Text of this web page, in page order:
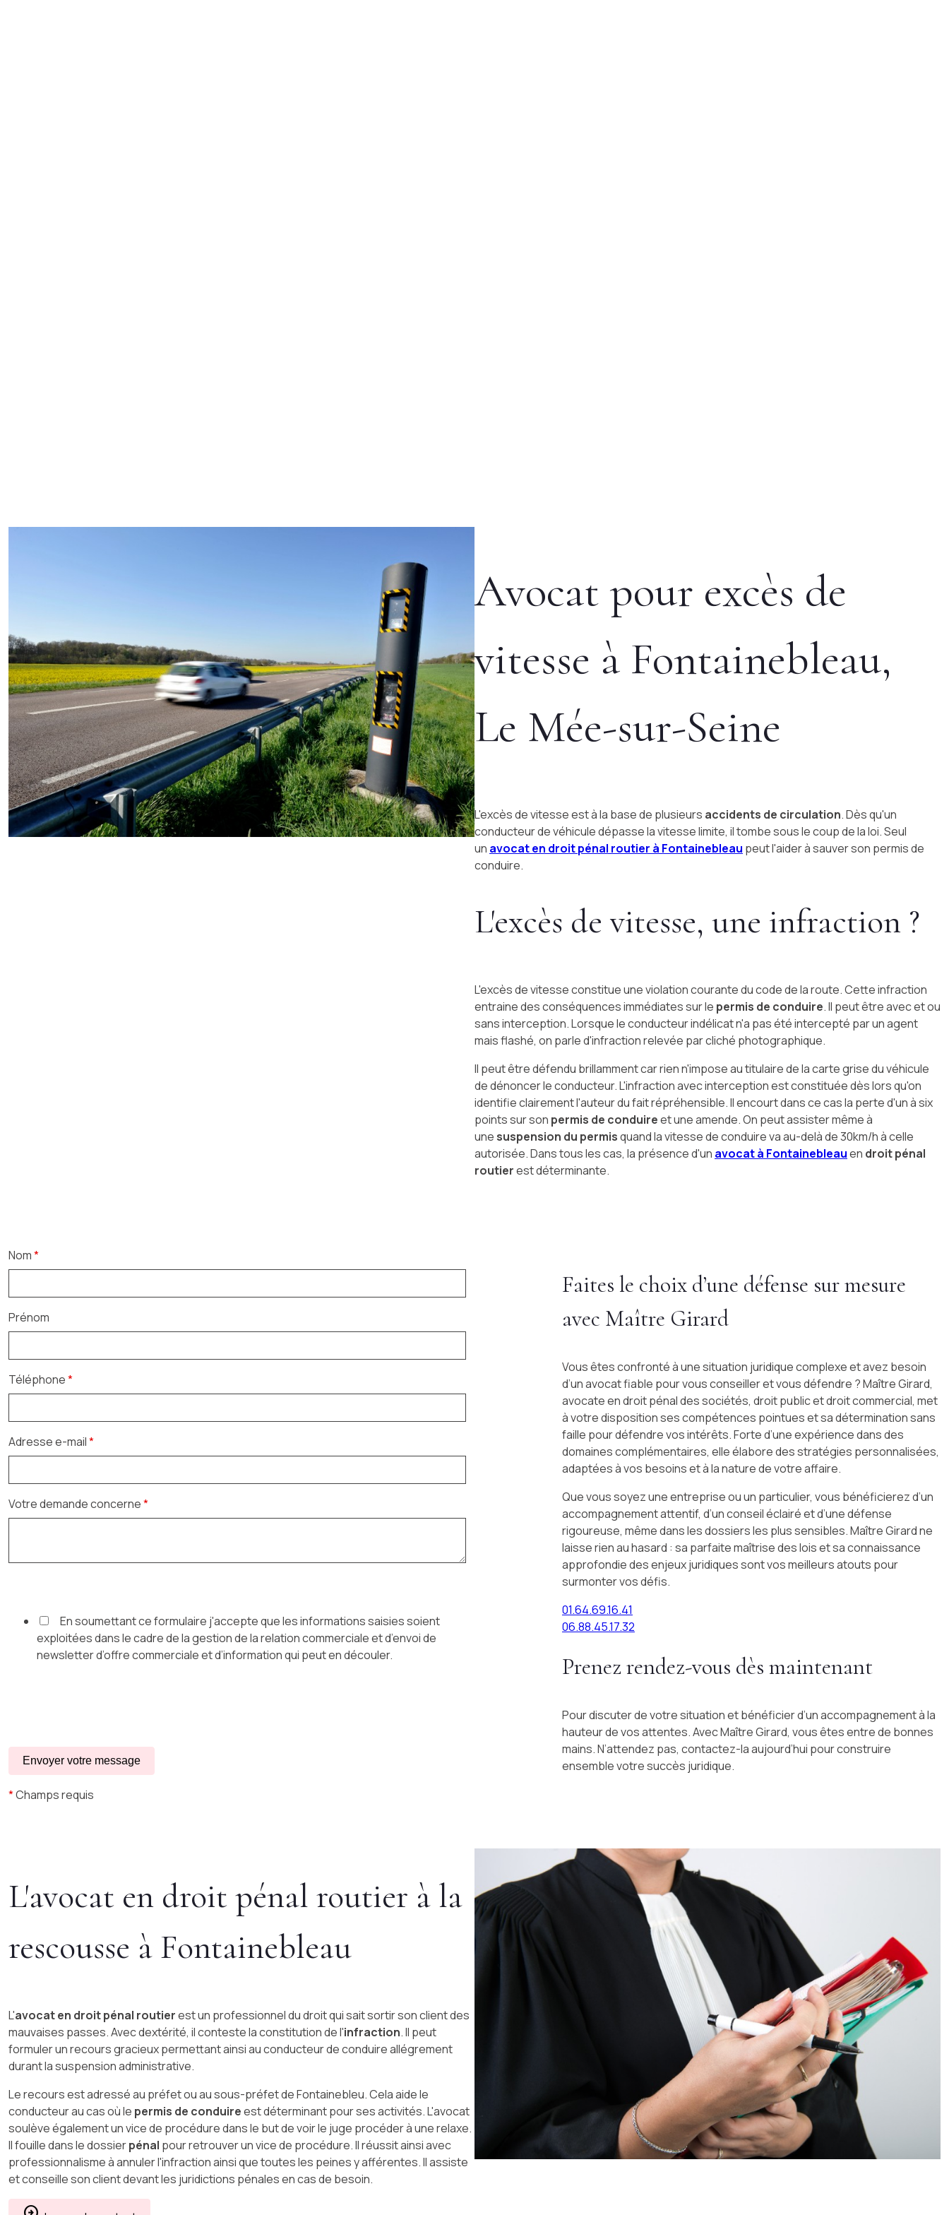
Avocat pour excès de
vitesse à Fontainebleau,
Le Mée-sur-Seine
L'excès de vitesse est à la base de plusieurs accidents de circulation. Dès qu'un
conducteur de véhicule dépasse la vitesse limite, il tombe sous le coup de la loi. Seul
un avocat en droit pénal routier à Fontainebleau peut l'aider à sauver son permis de
conduire.
L'excès de vitesse, une infraction ?
L'excès de vitesse constitue une violation courante du code de la route. Cette infraction
entraine des conséquences immédiates sur le permis de conduire. Il peut être avec et ou
sans interception. Lorsque le conducteur indélicat n'a pas été intercepté par un agent
mais flashé, on parle d'infraction relevée par cliché photographique.
Il peut être défendu brillamment car rien n'impose au titulaire de la carte grise du véhicule
de dénoncer le conducteur. L'infraction avec interception est constituée dès lors qu'on
identifie clairement l'auteur du fait répréhensible. Il encourt dans ce cas la perte d'un à six
points sur son permis de conduireet une amende. On peut assister même à
une suspension du permisquand la vitesse de conduire va au-delà de 30km/h à celle
autorisée. Dans tous les cas, la présence d'un avocat à Fontainebleauen droit pénal
routierest déterminante.
Nom*
Prénom
Téléphone*
Adresse e-mail*
Votre demande concerne*
En soumettant ce formulaire j'accepte que les informations saisies soient
exploitées dans le cadre de la gestion de la relation commerciale et d’envoi de
newsletter d’offre commerciale et d’information qui peut en découler.
*Champs requis
Faites le choix d’une défense sur mesure
avec Maître Girard
Vous êtes confronté à une situation juridique complexe et avez besoin
d’un avocat fiable pour vous conseiller et vous défendre ? Maître Girard,
avocate en droit pénal des sociétés, droit public et droit commercial, met
à votre disposition ses compétences pointues et sa détermination sans
faille pour défendre vos intérêts. Forte d’une expérience dans des
domaines complémentaires, elle élabore des stratégies personnalisées,
adaptées à vos besoins et à la nature de votre affaire.
Que vous soyez une entreprise ou un particulier, vous bénéficierez d’un
accompagnement attentif, d’un conseil éclairé et d’une défense
rigoureuse, même dans les dossiers les plus sensibles. Maître Girard ne
laisse rien au hasard : sa parfaite maîtrise des lois et sa connaissance
approfondie des enjeux juridiques sont vos meilleurs atouts pour
surmonter vos défis.
01.64.69.16.41
06.88.45.17.32
Prenez rendez-vous dès maintenant
Pour discuter de votre situation et bénéficier d’un accompagnement à la
hauteur de vos attentes. Avec Maître Girard, vous êtes entre de bonnes
mains. N’attendez pas, contactez-la aujourd’hui pour construire
ensemble votre succès juridique.
L'avocat en droit pénal routier à la
rescousse à Fontainebleau
L'avocat en droit pénal routierest un professionnel du droit qui sait sortir son client des
mauvaises passes. Avec dextérité, il conteste la constitution de l'infraction. Il peut
formuler un recours gracieux permettant ainsi au conducteur de conduire allégrement
durant la suspension administrative.
Le recours est adressé au préfet ou au sous-préfet de Fontainebleu. Cela aide le
conducteur au cas où le permis de conduireest déterminant pour ses activités. L'avocat
soulève également un vice de procédure dans le but de voir le juge procéder à une relaxe.
Il fouille dans le dossierpénal pour retrouver un vice de procédure. Il réussit ainsi avec
professionnalisme à annuler l'infraction ainsi que toutes les peines y afférentes. Il assiste
et conseille son client devant les juridictions pénales en cas de besoin.